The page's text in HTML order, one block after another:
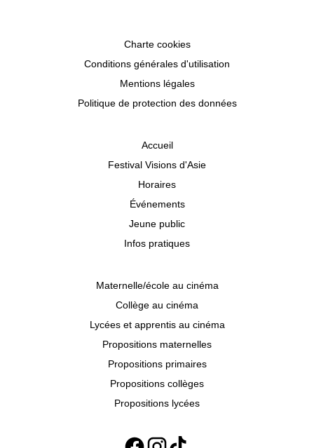
Charte cookies
Conditions générales d'utilisation
Mentions légales
Politique de protection des données
Accueil
Festival Visions d'Asie
Horaires
Événements
Jeune public
Infos pratiques
Maternelle/école au cinéma
Collège au cinéma
Lycées et apprentis au cinéma
Propositions maternelles
Propositions primaires
Propositions collèges
Propositions lycées